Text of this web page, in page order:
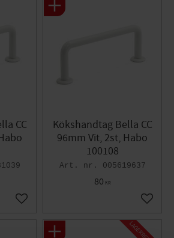
CC
Lägg till i favoriter
Kökshandtag Bella CC
96mm Vit, 2st, Habo
100108
005619637
80 KR
Lägg